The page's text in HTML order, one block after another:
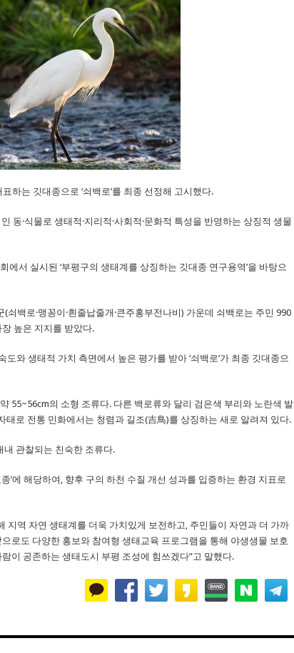
하는 깃대종으로 ‘쇠백로’를 최종 선정해 고시했다.
동·식물로 생태적·지리적·사회적·문화적 특성을 반영하는 상징적 생물
에서 실시된 ‘부평구의 생태계를 상징하는 깃대종 연구용역’을 바탕으
쇠백로·맹꽁이·흰줄납줄개·큰주홍부전나비) 가운데 쇠백로는 주민 990
높은 지지를 받았다.
와 생태적 가치 측면에서 높은 평가를 받아 ‘쇠백로’가 최종 깃대종으
55~56cm의 소형 조류다. 다른 백로류와 달리 검은색 부리와 노란색 발
태로 전통 민화에서는 청렴과 길조(吉鳥)를 상징하는 새로 알려져 있다.
내 관찰되는 친숙한 조류다.
’에 해당하여, 향후 구의 하천 수질 개선 성과를 입증하는 환경 지표로
지역 자연 생태계를 더욱 가치있게 보전하고, 주민들이 자연과 더 가까
로도 다양한 홍보와 참여형 생태교육 프로그램을 통해 야생생물 보호
이 공존하는 생태도시 부평 조성에 힘쓰겠다”고 말했다.